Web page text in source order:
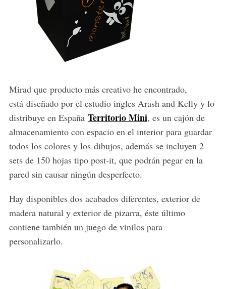
Mirad que producto más creativo he encontrado,
está diseñado por el estudio ingles Arash and Kelly y lo
distribuye en España Territorio Mini, es un cajón de
almacenamiento con espacio en el interior para guardar
todos los colores y los dibujos, además se incluyen 2
sets de 150 hojas tipo post-it, que podrán pegar en la
pared sin causar ningún desperfecto.
Hay disponibles dos acabados diferentes, exterior de
madera natural y exterior de pizarra, éste último
contiene también un juego de vinilos para
personalizarlo.